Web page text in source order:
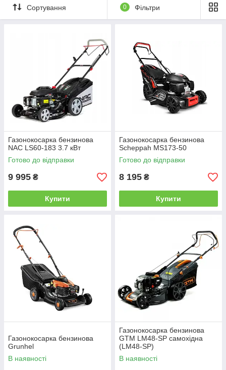
Сортування 0 Фільтри
Газонокосарка бензинова
NAC LS60-183 3.7 кВт
Готово до відправки
9 995 ₴
Купити
Газонокосарка бензинова
Scheppah MS173-50
Готово до відправки
8 195 ₴
Купити
Газонокосарка бензинова
Grunhel
В наявності
Газонокосарка бензинова
GTM LM48-SP самохідна
(LM48-SP)
В наявності